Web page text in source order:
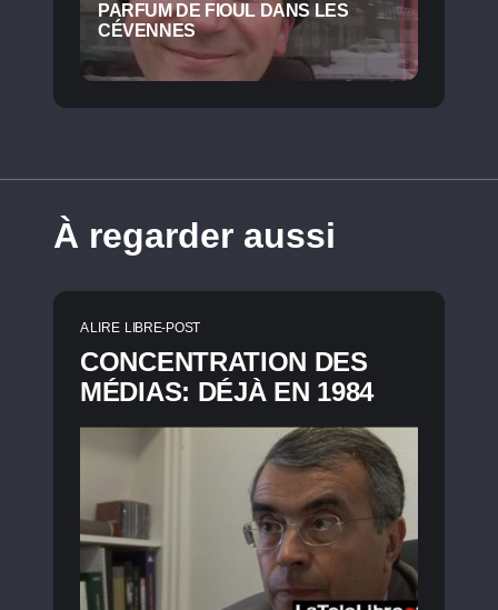
PARFUM DE FIOUL DANS LES
CÉVENNES
À regarder aussi
A LIRE LIBRE-POST
CONCENTRATION DES
MÉDIAS: DÉJÀ EN 1984